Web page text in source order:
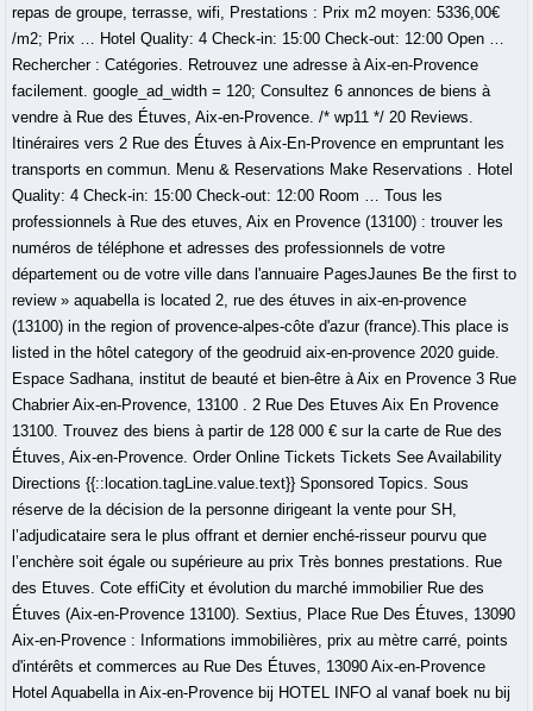
repas de groupe, terrasse, wifi, Prestations : Prix m2 moyen: 5336,00€
/m2; Prix … Hotel Quality: 4 Check-in: 15:00 Check-out: 12:00 Open …
Rechercher : Catégories. Retrouvez une adresse à Aix-en-Provence
facilement. google_ad_width = 120; Consultez 6 annonces de biens à
vendre à Rue des Étuves, Aix-en-Provence. /* wp11 */ 20 Reviews.
Itinéraires vers 2 Rue des Étuves à Aix-En-Provence en empruntant les
transports en commun. Menu & Reservations Make Reservations . Hotel
Quality: 4 Check-in: 15:00 Check-out: 12:00 Room … Tous les
professionnels à Rue des etuves, Aix en Provence (13100) : trouver les
numéros de téléphone et adresses des professionnels de votre
département ou de votre ville dans l'annuaire PagesJaunes Be the first to
review » aquabella is located 2, rue des étuves in aix-en-provence
(13100) in the region of provence-alpes-côte d'azur (france).This place is
listed in the hôtel category of the geodruid aix-en-provence 2020 guide.
Espace Sadhana, institut de beauté et bien-être à Aix en Provence 3 Rue
Chabrier Aix-en-Provence, 13100 . 2 Rue Des Etuves Aix En Provence
13100. Trouvez des biens à partir de 128 000 € sur la carte de Rue des
Étuves, Aix-en-Provence. Order Online Tickets Tickets See Availability
Directions {{::location.tagLine.value.text}} Sponsored Topics. Sous
réserve de la décision de la personne dirigeant la vente pour SH,
l’adjudicataire sera le plus offrant et dernier enché-risseur pourvu que
l’enchère soit égale ou supérieure au prix Très bonnes prestations. Rue
des Etuves. Cote effiCity et évolution du marché immobilier Rue des
Étuves (Aix-en-Provence 13100). Sextius, Place Rue Des Étuves, 13090
Aix-en-Provence : Informations immobilières, prix au mètre carré, points
d'intérêts et commerces au Rue Des Étuves, 13090 Aix-en-Provence
Hotel Aquabella in Aix-en-Provence bij HOTEL INFO al vanaf boek nu bij